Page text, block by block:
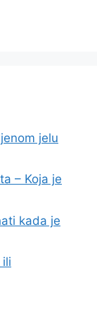
jelu
– Koja je
kada je